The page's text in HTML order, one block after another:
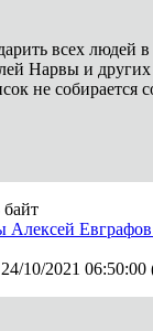
всех людей
Нарвы и
не собирается
байт
10/2021 06:50:00